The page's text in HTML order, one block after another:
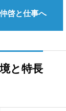
啓と仕事へ
と特長